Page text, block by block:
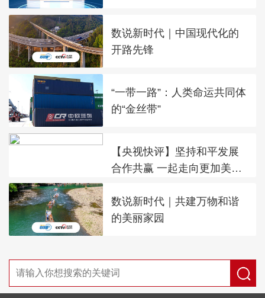
数说新时代｜中国现代化的
开路先锋
“一带一路”：人类命运共同体
的“金丝带”
【央视快评】坚持和平发展
合作共赢 一起走向更加美好
数说新时代｜共建万物和谐
的美丽家园